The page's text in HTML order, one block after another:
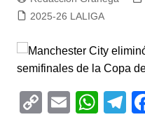
2025-26 LALIGA
C E W T